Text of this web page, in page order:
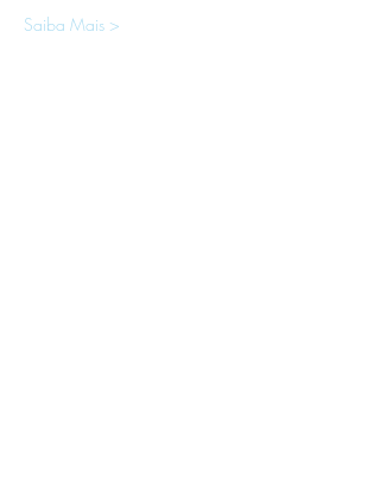
Saiba Mais >